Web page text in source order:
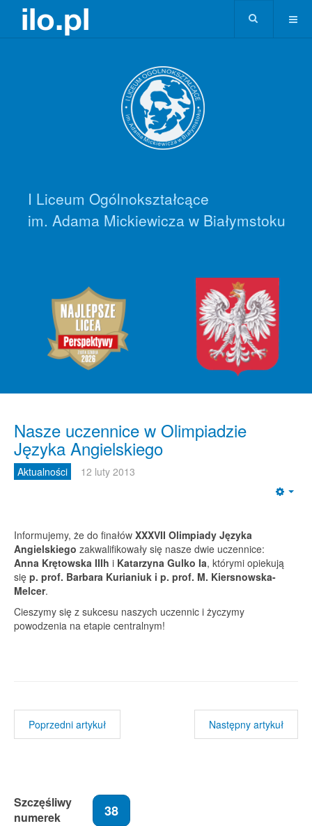
I Liceum Ogólnokształcące
im. Adama Mickiewicza w Białymstoku
Nasze uczennice w Olimpiadzie
Języka Angielskiego
Aktualności 12 luty 2013
Informujemy, że do finałów XXXVII Olimpiady Języka
Angielskiego zakwalifikowały się nasze dwie uczennice:
Anna Krętowska IIIh i Katarzyna Gulko Ia, którymi opiekują
się p. prof. Barbara Kurianiuk i p. prof. M. Kiersnowska-
Melcer.
Cieszymy się z sukcesu naszych uczennic i życzymy
powodzenia na etapie centralnym!
Poprzedni artykuł Następny artykuł
Szczęśliwy
numerek
38